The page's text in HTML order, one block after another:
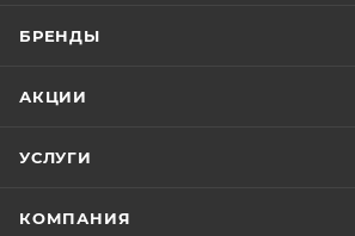
БРЕНДЫ
АКЦИИ
УСЛУГИ
КОМПАНИЯ